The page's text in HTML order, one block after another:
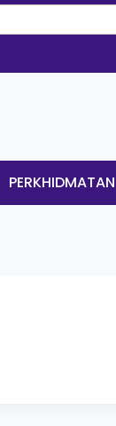
PERKHIDMATAN